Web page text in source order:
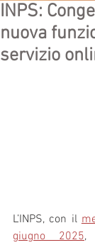
INPS:
nuova
servizio
L’INPS, con il
giugno 2025,